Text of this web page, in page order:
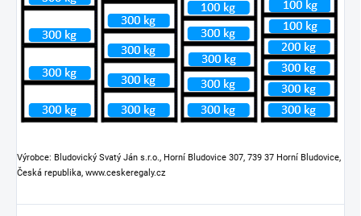
Výrobce: Bludovický Svatý Ján s.r.o., Horní Bludovice 307, 739 37 Horní Bludovice,
Česká republika, www.ceskeregaly.cz